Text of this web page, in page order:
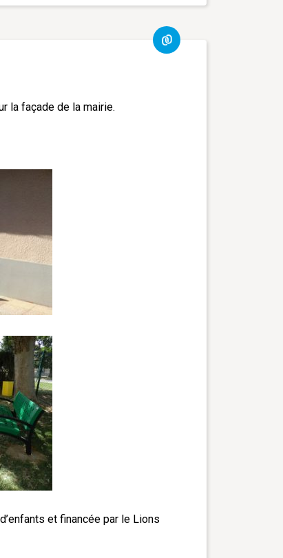
la façade de la mairie.
et financée par le Lions